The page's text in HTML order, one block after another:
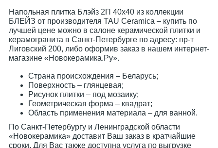
Напольная плитка Блэйз 2П 40x40 из коллекции
БЛЕЙЗ от производителя TAU Ceramica – купить по
лучшей цене можно в салоне керамической плитки и
керамогранита в Санкт-Петербурге по адресу: пр-т
Лиговский 200, либо оформив заказ в нашем интернет-
магазине «Новокерамика.Ру».
Страна происхождения – Беларусь;
Поверхность – глянцевая;
Рисунок плитки – под мозаику;
Геометрическая форма – квадрат;
Область применения материала – для ванной.
По Санкт-Петербургу и Ленинградской области
«Новокерамика» доставит Ваш заказ в кратчайшие
сроки. Для Вас также доступна услуга по выгрузке